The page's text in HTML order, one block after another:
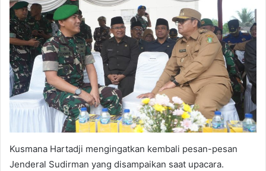
Kusmana Hartadji mengingatkan kembali pesan-pesan
Jenderal Sudirman yang disampaikan saat upacara.